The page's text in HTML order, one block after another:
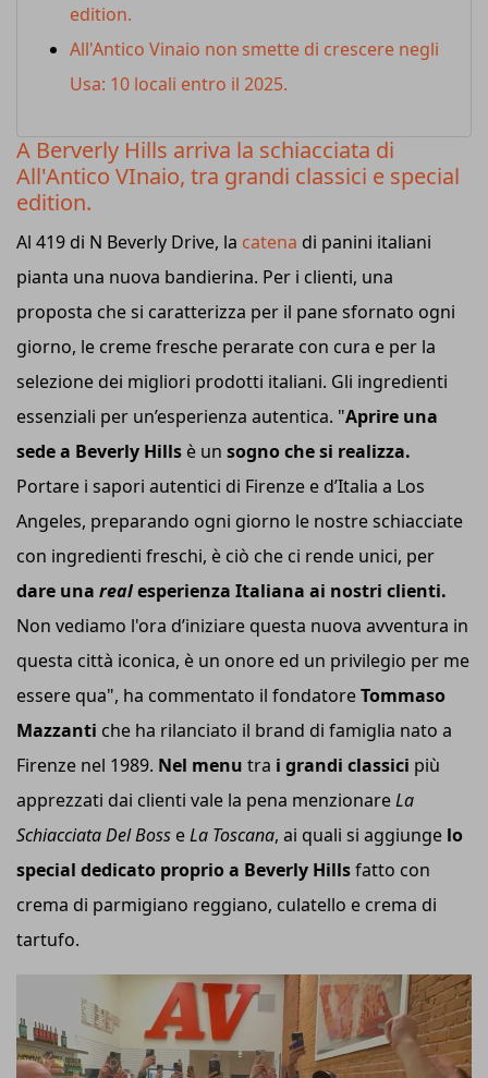
edition.
All'Antico Vinaio non smette di crescere negli
Usa: 10 locali entro il 2025.
A Berverly Hills arriva la schiacciata di
All'Antico VInaio, tra grandi classici e special
edition.
Al 419 di N Beverly Drive, la catena di panini italiani
pianta una nuova bandierina. Per i clienti, una
proposta che si caratterizza per il pane sfornato ogni
giorno, le creme fresche perarate con cura e per la
selezione dei migliori prodotti italiani. Gli ingredienti
essenziali per un’esperienza autentica. "Aprire una
sede a Beverly Hills è un sogno che si realizza.
Portare i sapori autentici di Firenze e d’Italia a Los
Angeles, preparando ogni giorno le nostre schiacciate
con ingredienti freschi, è ciò che ci rende unici, per
dare una realesperienza Italiana ai nostri clienti.
Non vediamo l'ora d’iniziare questa nuova avventura in
questa città iconica, è un onore ed un privilegio per me
essere qua", ha commentato il fondatoreTommaso
Mazzanti che ha rilanciato il brand di famiglia nato a
Firenze nel 1989. Nel menu tra i grandi classici più
apprezzati dai clienti vale la pena menzionareLa
Schiacciata Del Boss eLa Toscana, ai quali si aggiunge lo
special dedicato proprio a Beverly Hillsfatto con
crema di parmigiano reggiano, culatello e crema di
tartufo.